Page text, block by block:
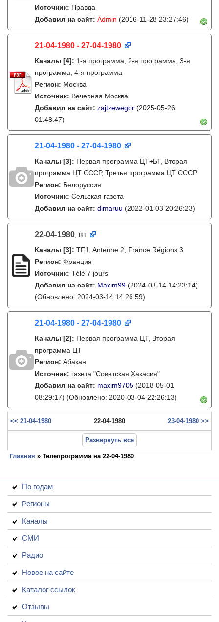
Источник: Правда
Добавил на сайт: Admin (2016-11-28 23:27:46)
21-04-1980 - 27-04-1980
Каналы [4]: 1-я программа, 2-я программа, 3-я
программа, 4-я программа
Регион: Москва
Источник: Вечерняя Москва
Добавил на сайт: zajtzewegor (2025-05-26
01:48:47)
21-04-1980 - 27-04-1980
Каналы [3]: Первая программа ЦТ+БТ, Вторая
программа ЦТ ССCР, Третья программа ЦТ ССCР
Регион: Белоруссия
Источник: Сельская газета
Добавил на сайт: dimaruu (2022-01-03 20:26:23)
22-04-1980, вт
Каналы [3]: TF1, Antenne 2, France Régions 3
Регион: Франция
Источник: Télé 7 jours
Добавил на сайт: Maxim99 (2024-03-14 14:23:14)
(Обновлено: 2024-03-14 14:26:59)
21-04-1980 - 27-04-1980
Каналы [2]: Первая программа ЦТ, Вторая
программа ЦТ
Регион: Абакан
Источник: газета "Советская Хакасия"
Добавил на сайт: maxim9705 (2018-05-01
08:29:17) (Обновлено: 2020-03-04 22:26:13)
<< 21-04-1980 22-04-1980 23-04-1980 >>
Развернуть все
Главная » Телепрограмма на 22-04-1980
По годам
Регионы
Каналы
СМИ
Радио
Новое на сайте
Каталог ссылок
Отзывы